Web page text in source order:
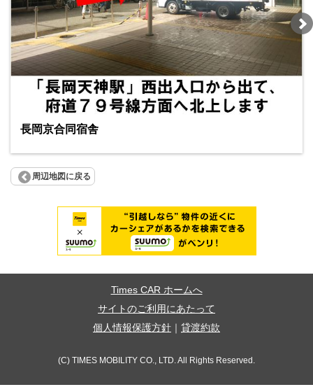
長岡京合同宿舎
周辺地図に戻る
Times CAR ホームへ
サイトのご利用にあたって
個人情報保護方針
貸渡約款
(C) TIMES MOBILITY CO., LTD. All Rights Reserved.